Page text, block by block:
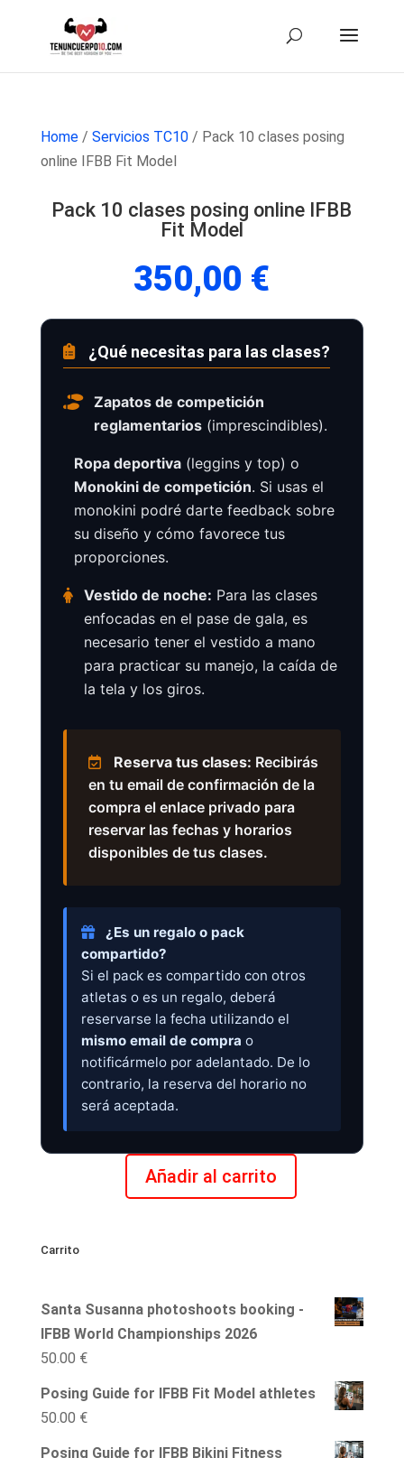
Home/ Servicios TC10/ Pack 10 clases posing
online IFBB Fit Model
Pack 10 clases posing online IFBB
Fit Model
350,00 €
¿Qué necesitas para las clases?
Zapatos de competición
reglamentarios(imprescindibles).
Ropa deportiva(leggins y top) o
Monokini de competición. Si usas el
monokini podré darte feedback sobre
su diseño y cómo favorece tus
proporciones.
Vestido de noche: Para las clases
enfocadas en el pase de gala, es
necesario tener el vestido a mano
para practicar su manejo, la caída de
la tela y los giros.
Reserva tus clases: Recibirás
en tu email de confirmación de la
compra el enlace privado para
reservar las fechas y horarios
disponibles de tus clases.
¿Es un regalo o pack
compartido?
Si el pack es compartido con otros
atletas o es un regalo, deberá
reservarse la fecha utilizando el
mismo email de compra o
notificármelo por adelantado. De lo
contrario, la reserva del horario no
será aceptada.
IFBB
Fit
Añadir al carrito
Carrito
Santa Susanna photoshoots booking -
IFBB World Championships 2026
50.00 €
Posing Guide for IFBB Fit Model athletes
50.00 €
Posing Guide for IFBB Bikini Fitness